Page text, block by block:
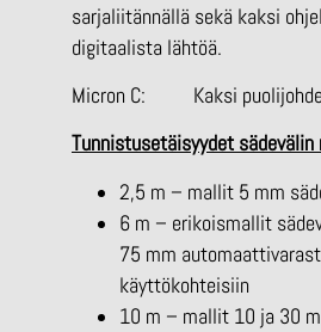
sarjaliitännällä sekä kaksi
digitaalista lähtöä.
Micron C: Kaksi
Tunnistusetäisyydet sädevälin
2,5 m – mallit 5 mm
6 m – erikoismallit
75 mm
käyttökohteisiin
10 m – mallit 10 ja 30